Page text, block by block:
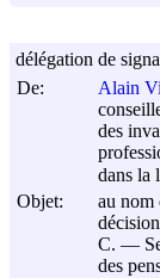
De:
Alain
des
dans la
Objet:
au nom
C. ―
des
délégation de